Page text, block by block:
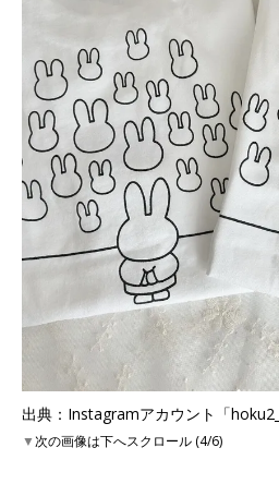
出典：Instagramアカウント「
▼次の画像は下へスクロール (4/6)